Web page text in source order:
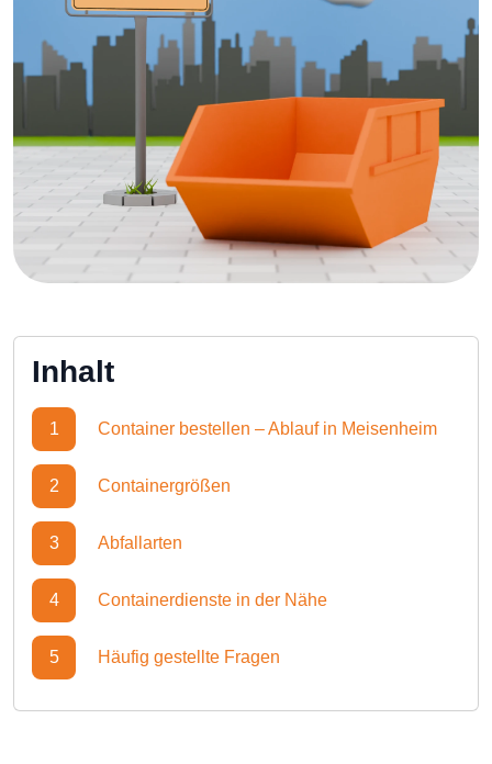
Inhalt
1 Container bestellen – Ablauf in Meisenheim
2 Containergrößen
3 Abfallarten
4 Containerdienste in der Nähe
5 Häufig gestellte Fragen